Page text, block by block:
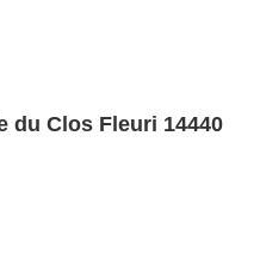
du Clos Fleuri 14440